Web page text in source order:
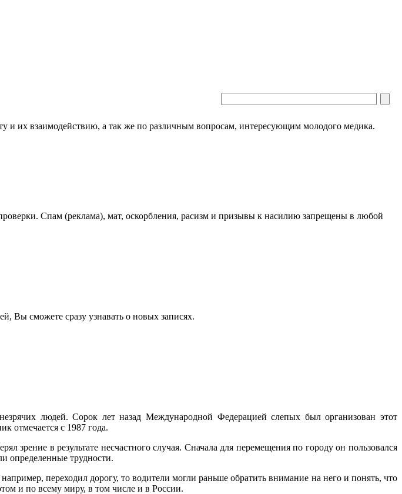
и их взаимодействию, а так же по различным вопросам, интересующим молодого медика.
Спам (реклама), мат, оскорбления, расизм и призывы к насилию запрещены в любой
Вы сможете сразу узнавать о новых записях.
людей. Сорок лет назад Международной Федерацией слепых был организован этот
отмечается с 1987 года.
в результате несчастного случая. Сначала для перемещения по городу он пользовался
определенные трудности.
переходил дорогу, то водители могли раньше обратить внимание на него и понять, что
и по всему миру, в том числе и в России.